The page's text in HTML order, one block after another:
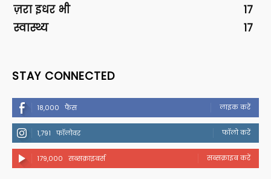
ज़रा इधर भी
17
स्वास्थ्य
17
STAY CONNECTED
18,000 फैंस लाइक करें
1,791 फॉलोवर फॉलो करें
179,000 सब्सक्राइबर्स सब्सक्राइब करें